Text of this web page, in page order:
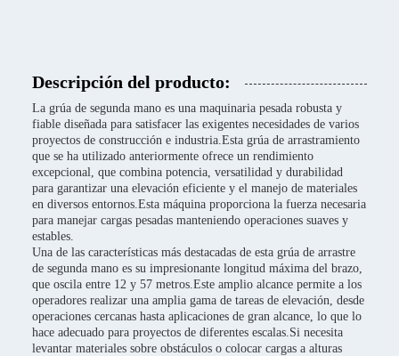
Descripción del producto:
La grúa de segunda mano es una maquinaria pesada robusta y
fiable diseñada para satisfacer las exigentes necesidades de varios
proyectos de construcción e industria.Esta grúa de arrastramiento
que se ha utilizado anteriormente ofrece un rendimiento
excepcional, que combina potencia, versatilidad y durabilidad
para garantizar una elevación eficiente y el manejo de materiales
en diversos entornos.Esta máquina proporciona la fuerza necesaria
para manejar cargas pesadas manteniendo operaciones suaves y
estables.
Una de las características más destacadas de esta grúa de arrastre
de segunda mano es su impresionante longitud máxima del brazo,
que oscila entre 12 y 57 metros.Este amplio alcance permite a los
operadores realizar una amplia gama de tareas de elevación, desde
operaciones cercanas hasta aplicaciones de gran alcance, lo que lo
hace adecuado para proyectos de diferentes escalas.Si necesita
levantar materiales sobre obstáculos o colocar cargas a alturas